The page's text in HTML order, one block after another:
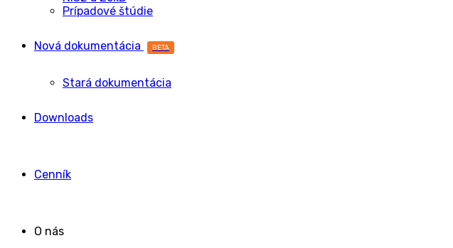
Prípadové štúdie
Nová dokumentácia BETA
Stará dokumentácia
Downloads
Cenník
O nás